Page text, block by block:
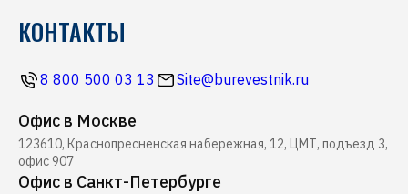
Ferretti
Все бренды
Строительство марин
Журнал Yachting
Хелипорт Буревестник
Seabob
Новости
КОНТАКТЫ
8 800 500 03 13 Site@burevestnik.ru
Офис в Москве
123610, Краснопресненская набережная, 12, ЦМТ, подъезд 3,
офис 907
Офис в Санкт-Петербурге